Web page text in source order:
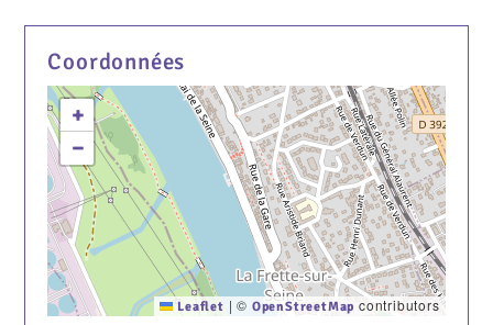
Coordonnées
+
−
Leaflet | © OpenStreetMap contributors